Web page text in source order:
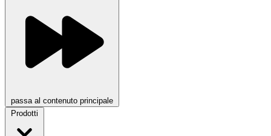
passa al contenuto principale
Prodotti